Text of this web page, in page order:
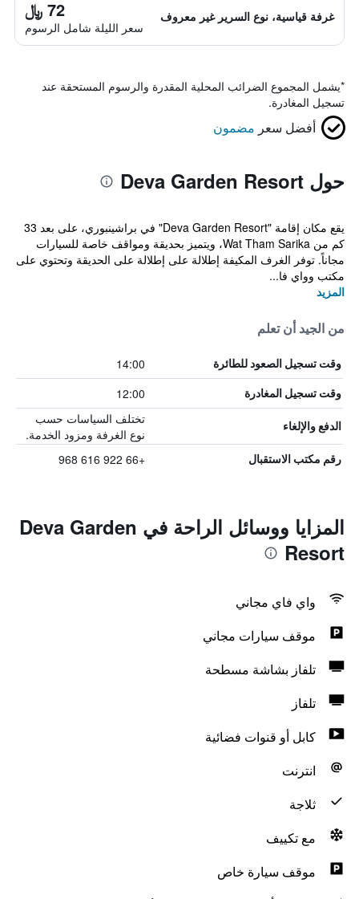
غرفة قياسية، نوع السرير غير معروف 72 ﷼
سعر الليلة شامل الرسوم
*يشمل المجموع الضرائب المحلية المقدرة والرسوم المستحقة عند
تسجيل المغادرة.
أفضل سعر مضمون
حول Deva Garden Resort
يقع مكان إقامة "Deva Garden Resort" في براشينبوري، على بعد 33
كم من Wat Tham Sarika، ويتميز بحديقة ومواقف خاصة للسيارات
مجاناً. توفر الغرف المكيفة إطلالة على إطلالة على الحديقة وتحتوي على
مكتب وواي فا...
المزيد
من الجيد أن تعلم
وقت تسجيل الصعود للطائرة 14:00
وقت تسجيل المغادرة 12:00
الدفع والإلغاء
تختلف السياسات حسب
نوع الغرفة ومزود الخدمة.
رقم مكتب الاستقبال +66 922 616 968
المزايا ووسائل الراحة في Deva Garden
Resort
واي فاي مجاني
موقف سيارات مجاني
تلفاز بشاشة مسطحة
تلفاز
كابل أو قنوات فضائية
انترنت
ثلاجة
مع تكييف
موقف سيارة خاص